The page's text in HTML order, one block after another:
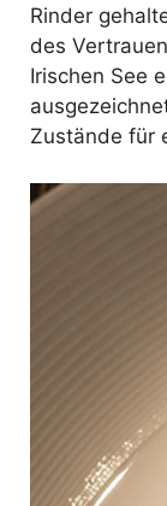
Rinder
des
Irischen See
Zustände für